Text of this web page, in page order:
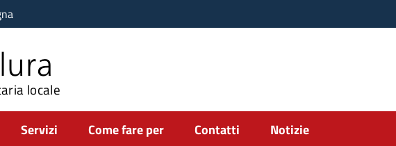
locale
Servizi Come fare per Contatti Notizie